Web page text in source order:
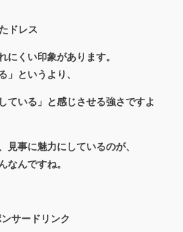
ドレス
にくい印象があります。
」というより、
ている」と感じさせる強さですよ
見事に魅力にしているのが、
なんですね。
ンサードリンク